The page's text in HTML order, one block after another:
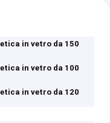
in vetro da 150
in vetro da 100
in vetro da 120